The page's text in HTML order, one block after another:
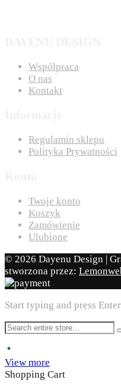
Współpraca
O nas
Kontakt
Regulamin sklepu
Polityka Prywatności
Twoje konto
Koszyk
Zamówienie
Ulubione
© 2026 Dayenu Design |
stworzona przez:
Start typing and press
View more
Shopping Cart